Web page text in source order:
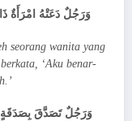
وَرَجُلٌ دَعَتْهُ امْرَأَةٌ
seorang wanita yang
‘Aku benar-
وَرَجُلٌ تَصَدَّقَ بِصَدَقَةٍ